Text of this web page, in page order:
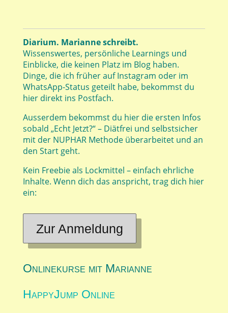
Diarium. Marianne schreibt.
Wissenswertes, persönliche Learnings und
Einblicke, die keinen Platz im Blog haben.
Dinge, die ich früher auf Instagram oder im
WhatsApp-Status geteilt habe, bekommst du
hier direkt ins Postfach.
Ausserdem bekommst du hier die ersten Infos
sobald „Echt Jetzt?“ – Diätfrei und selbstsicher
mit der NUPHAR Methode überarbeitet und an
den Start geht.
Kein Freebie als Lockmittel – einfach ehrliche
Inhalte. Wenn dich das anspricht, trag dich hier
ein:
Zur Anmeldung
Onlinekurse mit Marianne
HappyJump Online